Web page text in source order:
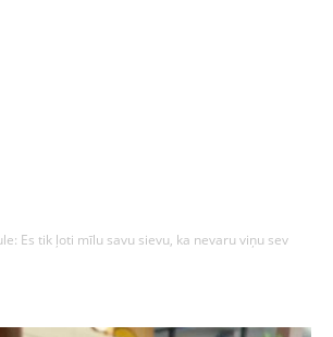
Es tik ļoti mīlu savu sievu, ka nevaru viņu sev